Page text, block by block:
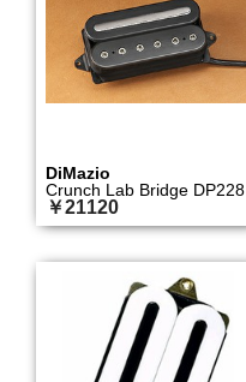
DiMazio
Crunch Lab Bridge DP228
￥21120